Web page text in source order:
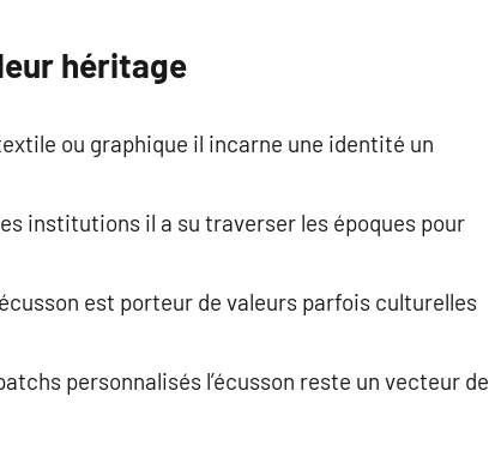
héritage
ou graphique il incarne une identité un
institutions il a su traverser les époques pour
est porteur de valeurs parfois culturelles
personnalisés l’écusson reste un vecteur de